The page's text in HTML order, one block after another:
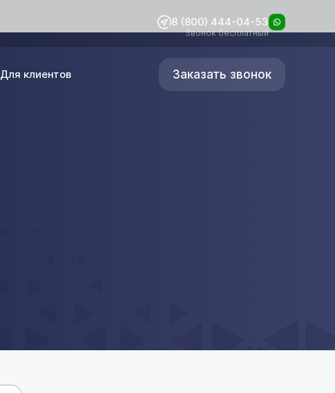
8 (800) 444-04-53
Звонок бесплатный
Для клиентов Заказать звонок